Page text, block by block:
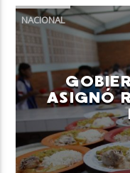
NACIONAL
ASIGNÓ